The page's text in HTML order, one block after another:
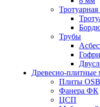
Трубы
Древесно-плитные
Плиты
Фанера ФК
ЦСП